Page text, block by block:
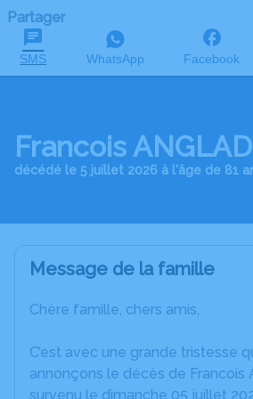
Partager
SMS WhatsApp Facebook
Francois
décédé le 5 juillet 2026 à l'âge de 81
Message de la famille
Chère famille, chers amis,
C’est avec une grande tristesse
annonçons le décès de Francois
survenu le dimanche 05 juillet